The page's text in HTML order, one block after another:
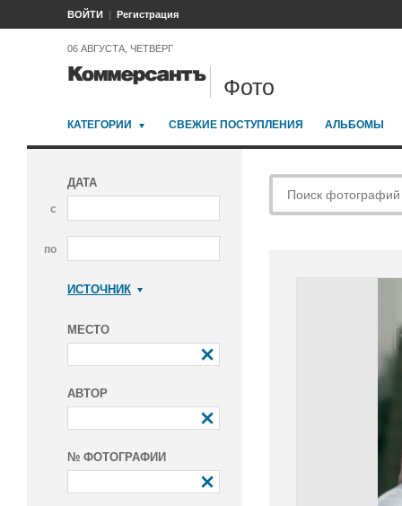
ВОЙТИ Регистрация
06 АВГУСТА, ЧЕТВЕРГ
Фото
КАТЕГОРИИ СВЕЖИЕ ПОСТУПЛЕНИЯ АЛЬБОМЫ
ДАТА
с
по
ИСТОЧНИК
МЕСТО
АВТОР
№ ФОТОГРАФИИ